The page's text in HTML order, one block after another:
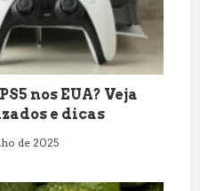
nos EUA? Veja
e dicas
de 2025